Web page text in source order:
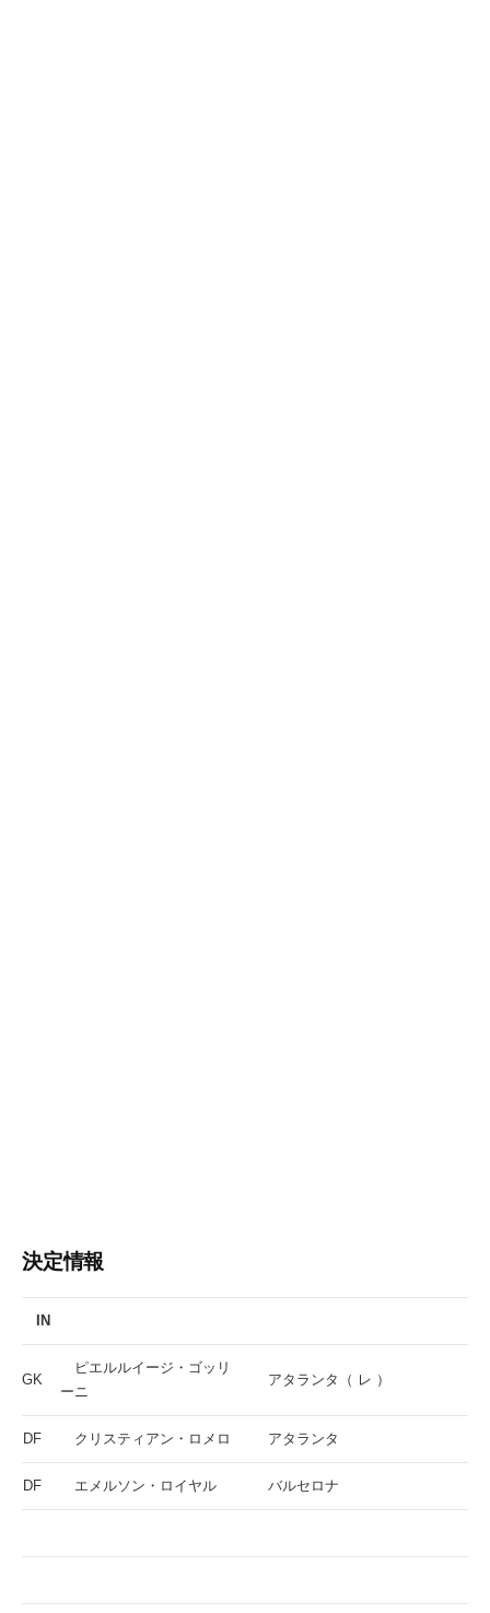
決定情報
IN
GK
ピエルルイージ・ゴッリ
ーニ
アタランタ（ レ ）
DF クリスティアン・ロメロ アタランタ
DF エメルソン・ロイヤル バルセロナ